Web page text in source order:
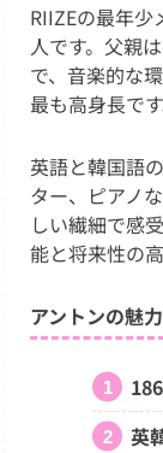
RIIZEの最年少
人です。父親
で、音楽的な
最も高身長です
英語と韓国語
ター、ピアノ
しい繊細で感
能と将来性の
アントンの魅力
英